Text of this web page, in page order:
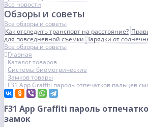
Все новости
Обзоры и советы
Все обзоры и советы
Как отследить транспорт на расстояние?
для повседневной съемкиЗарядки от
Все обзоры и советы
Главная
Каталог товаров
Системы биометрические
Замков товары
F31 App Graffiti пароль отпечатков пальцев
F31 App Graffiti пароль
замок